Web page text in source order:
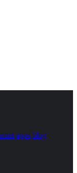
apps blog